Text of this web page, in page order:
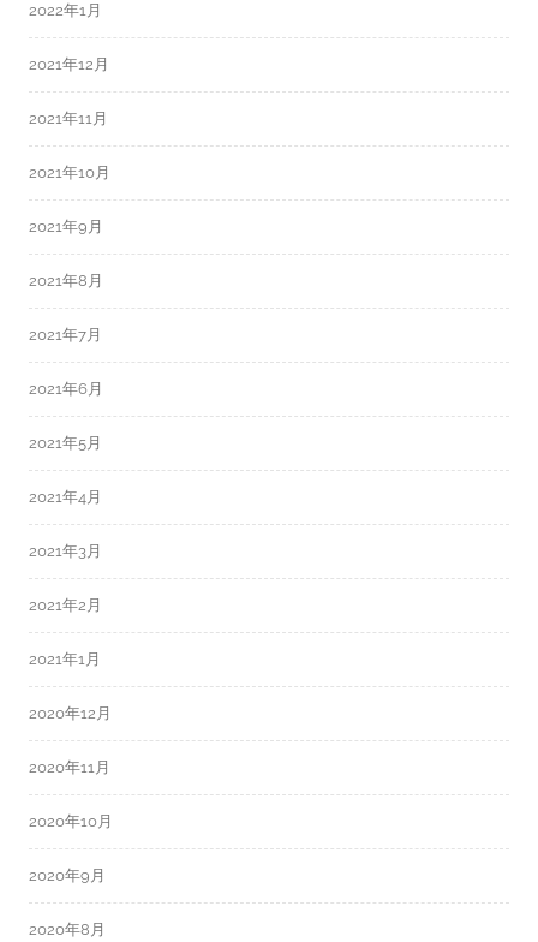
2022年1月
2021年12月
2021年11月
2021年10月
2021年9月
2021年8月
2021年7月
2021年6月
2021年5月
2021年4月
2021年3月
2021年2月
2021年1月
2020年12月
2020年11月
2020年10月
2020年9月
2020年8月